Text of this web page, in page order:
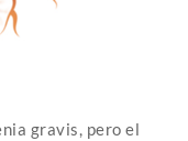
gravis, pero el